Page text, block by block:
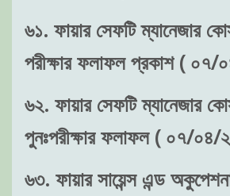
৬১. ফায়ার সেফটি ম্যানেজার
পরীক্ষার ফলাফল প্রকাশ (
৬২. ফায়ার সেফটি ম্যানেজার
পুনঃপরীক্ষার ফলাফল ( ০৭/
৬৩. ফায়ার সায়েন্স এন্ড